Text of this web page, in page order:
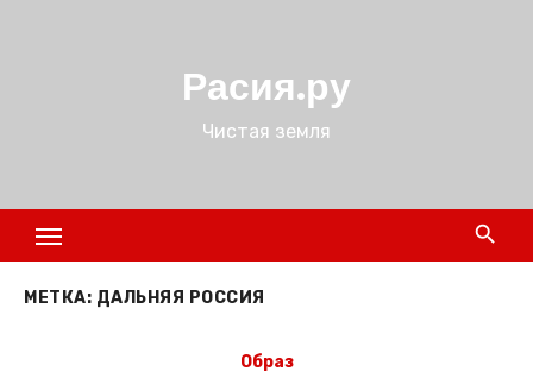
Расия.ру
Чистая земля
МЕТКА: ДАЛЬНЯЯ РОССИЯ
Образ